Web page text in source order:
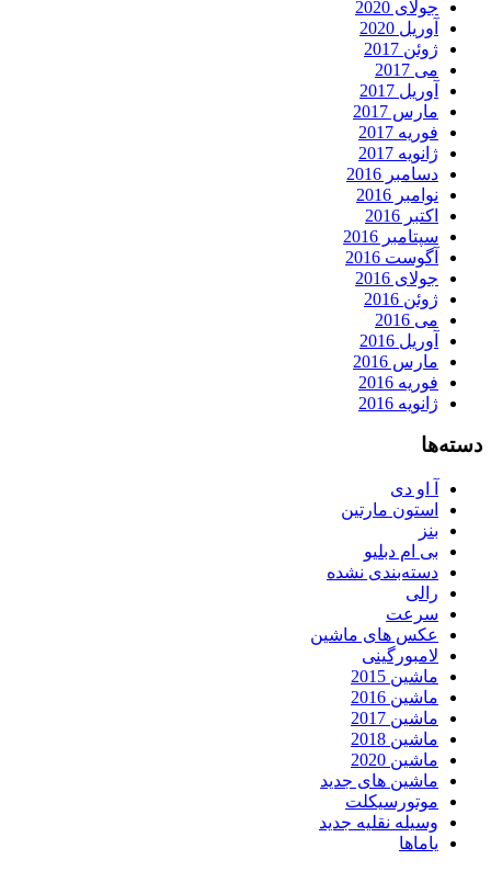
جولای 2020
آوریل 2020
ژوئن 2017
می 2017
آوریل 2017
مارس 2017
فوریه 2017
ژانویه 2017
دسامبر 2016
نوامبر 2016
اکتبر 2016
سپتامبر 2016
آگوست 2016
جولای 2016
ژوئن 2016
می 2016
آوریل 2016
مارس 2016
فوریه 2016
ژانویه 2016
دسته‌ها
آ او دی
استون مارتین
بنز
بی ام دبلیو
دسته‌بندی نشده
رالی
سرعت
عکس های ماشین
لامبورگینی
ماشین 2015
ماشین 2016
ماشین 2017
ماشین 2018
ماشین 2020
ماشین های جدید
موتورسیکلت
وسیله نقلیه جدید
یاماها